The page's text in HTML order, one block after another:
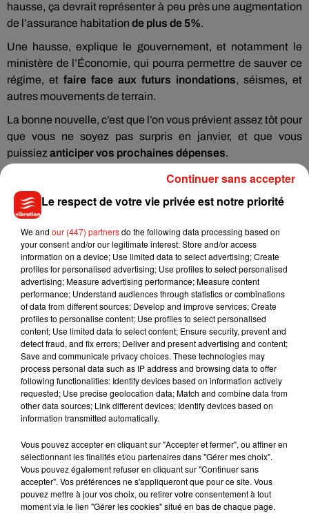
hausse, ça devrait représenter à peu près une augmentation
de l’assurance habitation de plus de 5%.
Une hausse, explique le gouvernement, et notamment le
ministère de l’Économie, qui pourra permettre de sauver ce
régime, et faire face aux futurs inondations, séismes, et
autres mouvements de terrain.
La bonne nouvelle, c’est que l’on vous prévient assez tôt pour
que vous ne soyez pas surpris en janvier, et que vous
puissiez anticiper vos prochaines dépenses.
Musique
5 août 2026
Benny Blanco invite Selena Gomez et
Becky G sur son nouveau single
4 août 2026
Tiny Desk invite Charlie Puth pour une
live session solaire
Ariana Grande prendra une pause après
sa tournée mondiale
Le respect de votre vie privée est notre priorité
We and our (447) partnersdo the following data processing based on
your consent and/or our legitimate interest: Store and/or access
information on a device; Use limited data to select advertising; Create
profiles for personalised advertising; Use profiles to select personalised
advertising; Measure advertising performance; Measure content
performance; Understand audiences through statistics or combinations
of data from different sources; Develop and improve services; Create
profiles to personalise content; Use profiles to select personalised
content; Use limited data to select content; Ensure security, prevent and
detect fraud, and fix errors; Deliver and present advertising and content;
Save and communicate privacy choices. These technologies may
process personal data such as IP address and browsing data to offer
following functionalities: Identify devices based on information actively
requested; Use precise geolocation data; Match and combine data from
other data sources; Link different devices; Identify devices based on
information transmitted automatically.
Vous pouvez accepter en cliquant sur "Accepter et fermer", ou affiner en
sélectionnant les finalités et/ou partenaires dans "Gérer mes choix".
Vous pouvez également refuser en cliquant sur "Continuer sans
accepter". Vos préférences ne s'appliqueront que pour ce site. Vous
pouvez mettre à jour vos choix, ou retirer votre consentement à tout
moment via le lien "Gérer les cookies" situé en bas de chaque page.
Continuer sans accepter